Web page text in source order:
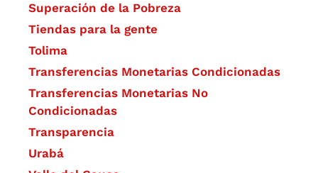
Superación de la Pobreza
Tiendas para la gente
Tolima
Transferencias Monetarias Condicionadas
Transferencias Monetarias No
Condicionadas
Transparencia
Urabá